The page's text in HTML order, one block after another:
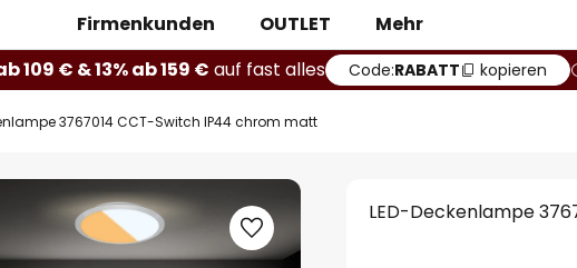
Firmenkunden
OUTLET
Mehr
109 € & 13% ab 159 € auf fast alles Code:RABATT kopieren
3767014 CCT-Switch IP44 chrom matt
LED-Deckenlampe